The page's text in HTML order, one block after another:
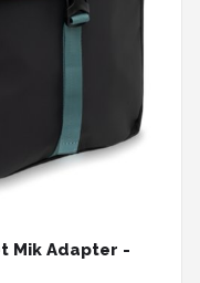
Mik Adapter -